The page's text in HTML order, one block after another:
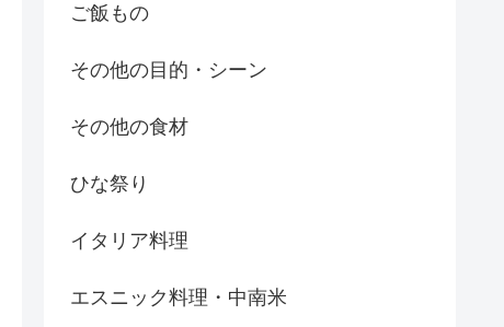
ご飯もの
その他の目的・シーン
その他の食材
ひな祭り
イタリア料理
エスニック料理・中南米